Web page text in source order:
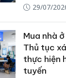
29/07/
Mua nhà
Thủ tục
thực hiện
tuyến